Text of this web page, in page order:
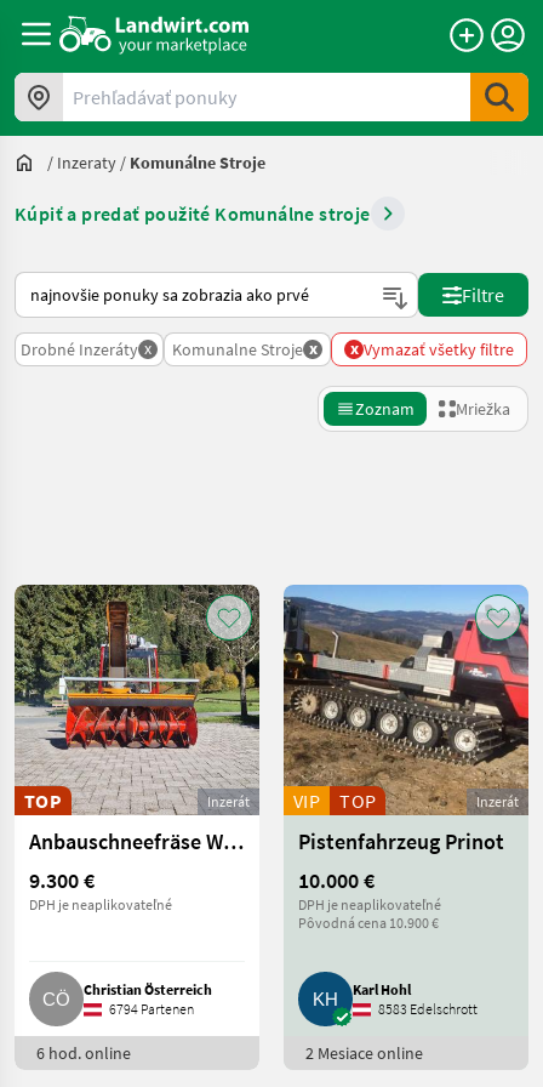
Prehľadávať ponuky
/ Inzeraty / Komunálne Stroje
Kúpiť a predať použité Komunálne stroje
Takto sa vykonáva triedenie na Landwirt.com
Filtre
Drobné Inzeráty x Komunalne Stroje x x Vymazať všetky filtre
Zoznam Mriežka
Kategória 3 Krajina Filtre
AKTUÁLNA
CESTA
komunálna
technika
Komunalne
Stroje
KATEGÓRIU
Snehové drapáky a snehové frézy
Zametací stroj
57
Spádová kosačka
56
Resetovať
Zobraziť
401
výsledkov
Inzerát
TOP
Anbauschneefräse WESTA Typ 6570/2000, Bj. 2010
9.300 €
DPH je neaplikovateľné
Christian Österreich
6794 Partenen
6 hod. online
Inzerát
VIP TOP
Pistenfahrzeug Prinot
10.000 €
DPH je neaplikovateľné
Pôvodná cena 10.900 €
Karl Hohl
8583 Edelschrott
2 Mesiace online